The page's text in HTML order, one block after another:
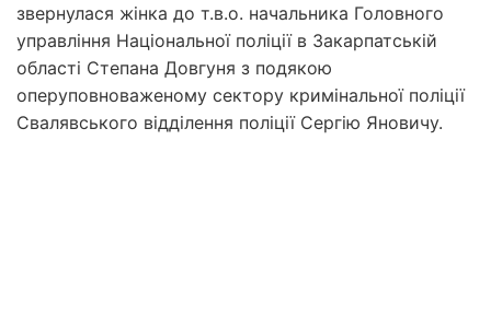
звернулася жінка до т.в.о. начальника Головного
управління Національної поліції в Закарпатській
області Степана Довгуня з подякою
оперуповноваженому сектору кримінальної поліції
Свалявського відділення поліції Сергію Яновичу.